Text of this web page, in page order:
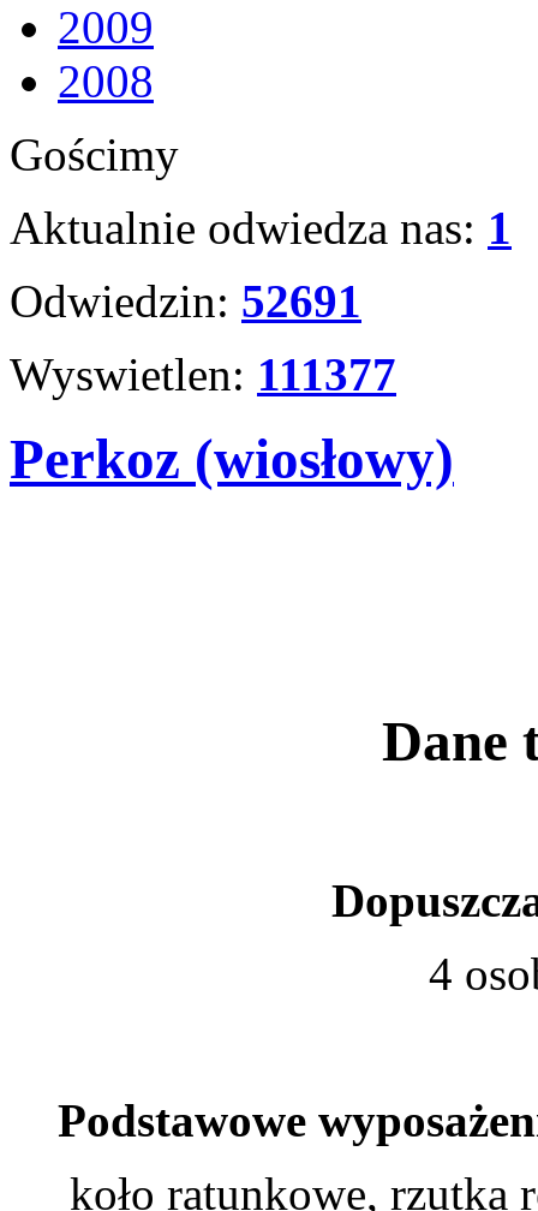
2009
2008
Gościmy
Aktualnie odwiedza nas: 1
Odwiedzin: 52691
Wyswietlen: 111377
Perkoz (wiosłowy)
Dane
4
Podstawowe
koło ratunkowe, rzutka